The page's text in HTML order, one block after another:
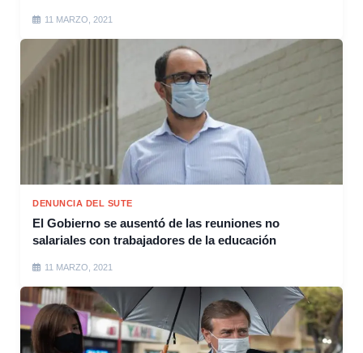
11 MARZO, 2021
DENUNCIA DEL SUTE
El Gobierno se ausentó de las reuniones no
salariales con trabajadores de la educación
11 MARZO, 2021